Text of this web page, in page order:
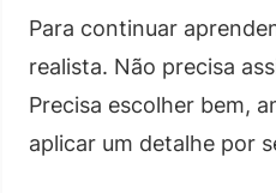
Para continuar
realista. Não precisa
Precisa escolher bem,
aplicar um detalhe por